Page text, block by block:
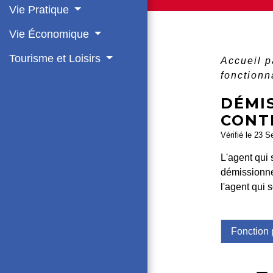
Vie Pratique
Vie Économique
Tourisme et Loisirs Accueil
Vérifié le 23
L'agent qui
l'agent qui
Fonction